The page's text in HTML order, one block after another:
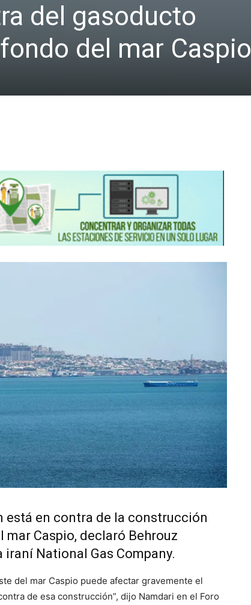
del gasoducto
del mar Caspio
está en contra de la construcción
Caspio, declaró Behrouz
National Gas Company.
del mar Caspio puede afectar gravemente el
de esa construcción”, dijo Namdari en el Foro